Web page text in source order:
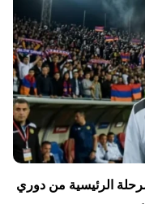
الرئيسية من دوري